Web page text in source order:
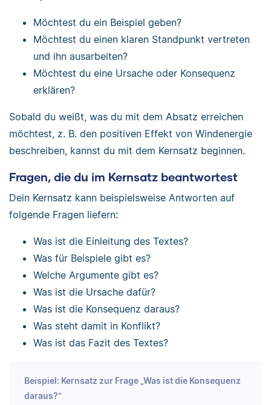
Möchtest du ein Beispiel geben?
Möchtest du einen klaren Standpunkt vertreten
und ihn ausarbeiten?
Möchtest du eine Ursache oder Konsequenz
erklären?
Sobald du weißt, was du mit dem Absatz erreichen
möchtest, z. B. den positiven Effekt von Windenergie
beschreiben, kannst du mit dem Kernsatz beginnen.
Fragen, die du im Kernsatz beantwortest
Dein Kernsatz kann beispielsweise Antworten auf
folgende Fragen liefern:
Was ist die Einleitung des Textes?
Was für Beispiele gibt es?
Welche Argumente gibt es?
Was ist die Ursache dafür?
Was ist die Konsequenz daraus?
Was steht damit in Konflikt?
Was ist das Fazit des Textes?
Beispiel: Kernsatz zur Frage „Was ist die Konsequenz
daraus?“